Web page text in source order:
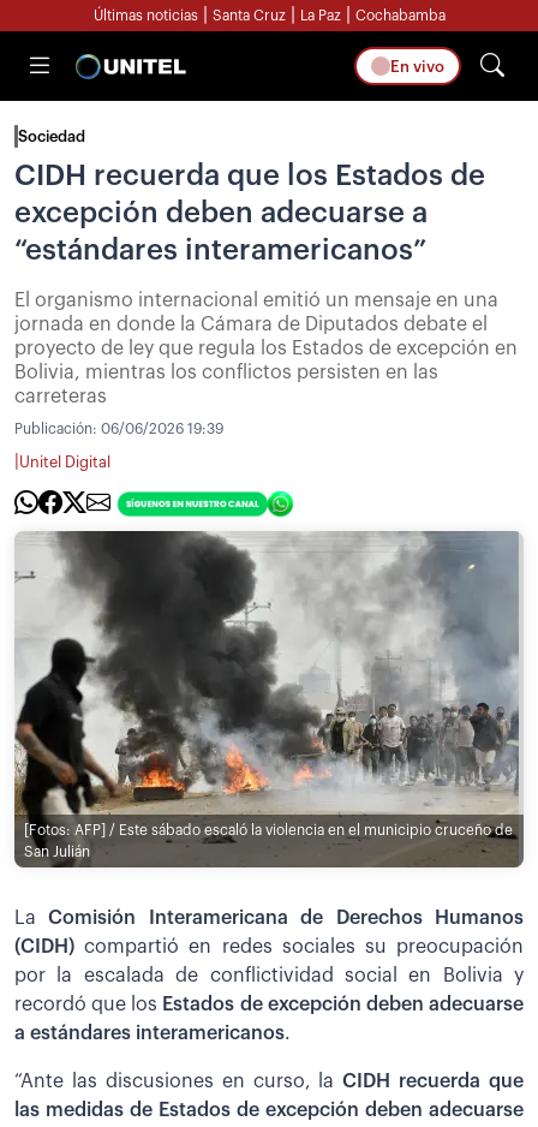
Últimas noticias Santa Cruz La Paz Cochabamba
En vivo
Sociedad
CIDH recuerda que los Estados de
excepción deben adecuarse a
“estándares interamericanos”
El organismo internacional emitió un mensaje en una
jornada en donde la Cámara de Diputados debate el
proyecto de ley que regula los Estados de excepción en
Bolivia, mientras los conflictos persisten en las
carreteras
Publicación: 06/06/2026 19:39
Unitel Digital
[Fotos: AFP] / Este sábado escaló la violencia en el municipio cruceño de
San Julián
LaComisión Interamericana de Derechos Humanos
(CIDH)compartió en redes sociales su preocupación
por la escalada de conflictividad social en Bolivia y
recordó que los Estados de excepción deben adecuarse
a estándares interamericanos.
“Ante las discusiones en curso, laCIDH recuerda que
las medidas de Estados de excepción deben adecuarse